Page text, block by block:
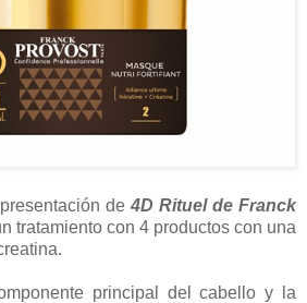
de 4D Rituel de Franck
tratamiento con 4 productos con una
principal del cabello y la